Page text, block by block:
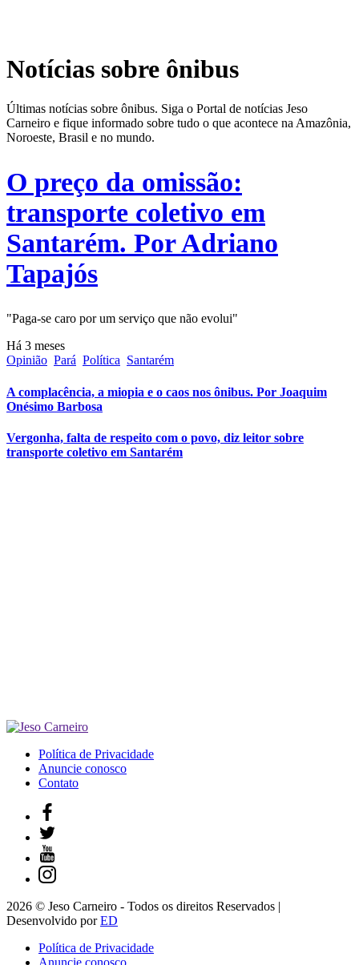
Notícias sobre ônibus
Últimas notícias sobre ônibus. Siga o Portal de notícias Jeso
Carneiro e fique informado sobre tudo o que acontece na Amazônia,
Noroeste, Brasil e no mundo.
O preço da omissão:
transporte coletivo em
Santarém. Por Adriano
Tapajós
"Paga-se caro por um serviço que não evolui"
Há 3 meses
Opinião Pará Política Santarém
A complacência, a miopia e o caos nos ônibus. Por Joaquim
Onésimo Barbosa
Vergonha, falta de respeito com o povo, diz leitor sobre
transporte coletivo em Santarém
Política de Privacidade
Anuncie conosco
Contato
2026 © Jeso Carneiro - Todos os direitos Reservados |
Desenvolvido porED
Política de Privacidade